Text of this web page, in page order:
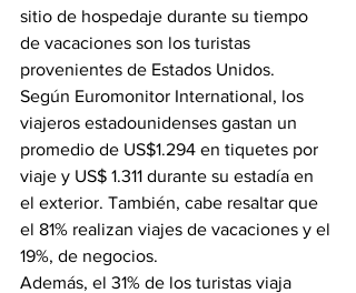
sitio de hospedaje durante su tiempo
de vacaciones son los turistas
provenientes de Estados Unidos.
Según Euromonitor International, los
viajeros estadounidenses gastan un
promedio de US$1.294 en tiquetes por
viaje y US$ 1.311 durante su estadía en
el exterior. También, cabe resaltar que
el 81% realizan viajes de vacaciones y el
19%, de negocios.
Además, el 31% de los turistas viaja